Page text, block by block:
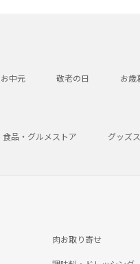
お中元 敬老の日 お歳
食品・グルメストア グッズ
肉お取り寄せ